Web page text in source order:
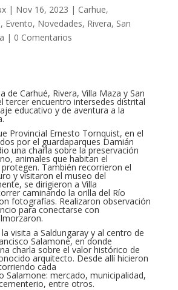
| Nov 16, 2023 | Carhue,
, Evento, Novedades, Rivera, San
| 0 Comentarios
de Carhué, Rivera, Villa Maza y San
tercer encuentro intersedes distrital
educativo y de aventura a la
Provincial Ernesto Tornquist, en el
por el guardaparques Damián
una charla sobre la preservación
animales que habitan el
También recorrieron el
y visitaron el museo del
se dirigieron a Villa
caminando la orilla del Río
fotografías. Realizaron observación
para conectarse con
visita a Saldungaray y al centro de
Salamone, en donde
charla sobre el valor histórico de
arquitecto. Desde allí hicieron
cada
Salamone: mercado, municipalidad,
entre otros.